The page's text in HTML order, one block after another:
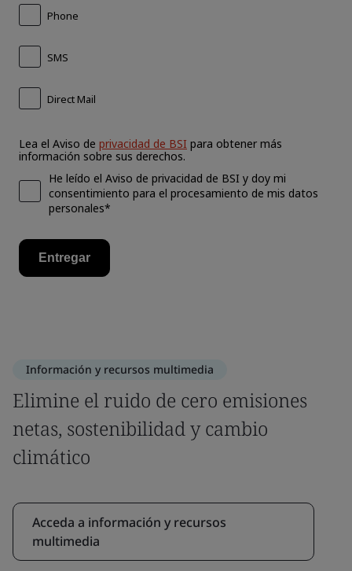
Información y recursos multimedia
Elimine el ruido de cero emisiones
netas, sostenibilidad y cambio
climático
Acceda a información y recursos
multimedia